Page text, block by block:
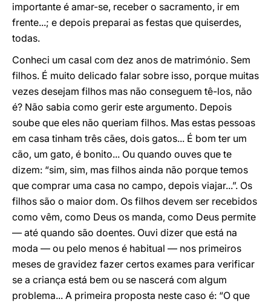
importante é amar-se, receber o sacramento, ir em
frente...; e depois preparai as festas que quiserdes,
todas.
Conheci um casal com dez anos de matrimónio. Sem
filhos. É muito delicado falar sobre isso, porque muitas
vezes desejam filhos mas não conseguem tê-los, não
é? Não sabia como gerir este argumento. Depois
soube que eles não queriam filhos. Mas estas pessoas
em casa tinham três cães, dois gatos... É bom ter um
cão, um gato, é bonito... Ou quando ouves que te
dizem: “sim, sim, mas filhos ainda não porque temos
que comprar uma casa no campo, depois viajar...”. Os
filhos são o maior dom. Os filhos devem ser recebidos
como vêm, como Deus os manda, como Deus permite
— até quando são doentes. Ouvi dizer que está na
moda — ou pelo menos é habitual — nos primeiros
meses de gravidez fazer certos exames para verificar
se a criança está bem ou se nascerá com algum
problema... A primeira proposta neste caso é: “O que